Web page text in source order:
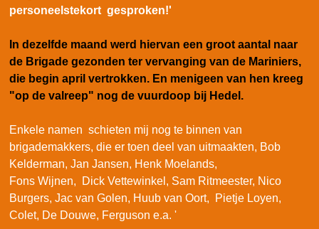
personeelstekort gesproken!'
In dezelfde maand werd hiervan een groot aantal naar
de Brigade gezonden ter vervanging van de Mariniers,
die begin april vertrokken. En menigeen van hen kreeg
"op de valreep" nog de vuurdoop bij Hedel.
Enkele namen schieten mij nog te binnen van
brigademakkers, die er toen deel van uitmaakten, Bob
Kelderman, Jan Jansen, Henk Moelands,
Fons Wijnen, Dick Vettewinkel, Sam Ritmeester, Nico
Burgers, Jac van Golen, Huub van Oort, Pietje Loyen,
Colet, De Douwe, Ferguson e.a. '